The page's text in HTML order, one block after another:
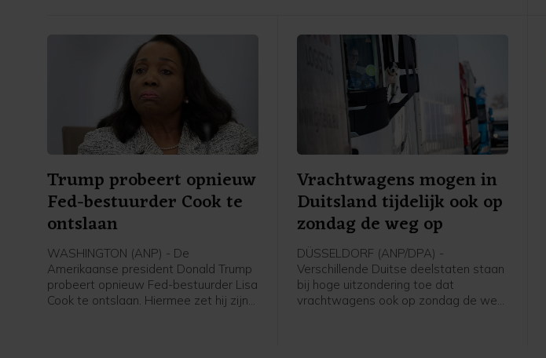
Trump probeert opnieuw
Fed-bestuurder Cook te
ontslaan
WASHINGTON (ANP) - De
Amerikaanse president Donald Trump
probeert opnieuw Fed-bestuurder Lisa
Cook te ontslaan. Hiermee zet hij zijn
Vrachtwagens mogen in
Duitsland tijdelijk ook op
zondag de weg op
DÜSSELDORF (ANP/DPA) -
Verschillende Duitse deelstaten staan
bij hoge uitzondering toe dat
vrachtwagens ook op zondag de weg